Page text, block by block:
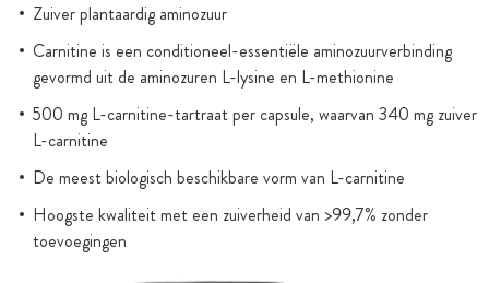
Zuiver plantaardig aminozuur
Carnitine is een conditioneel-essentiële aminozuurverbinding
gevormd uit de aminozuren L-lysine en L-methionine
500 mg L-carnitine-tartraat per capsule, waarvan 340 mg zuiver
L-carnitine
De meest biologisch beschikbare vorm van L-carnitine
Hoogste kwaliteit met een zuiverheid van >99,7% zonder
toevoegingen